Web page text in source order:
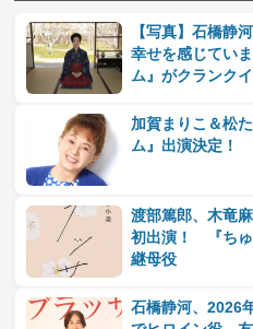
【写真】石橋静
幸せを感じてい
ム』がクランクイ
加賀まりこ＆松
ム』出演決定！
渡部篤郎、木竜
初出演！ 『ちゅ
継母役
石橋静河、2026